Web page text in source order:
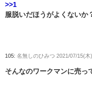
>>1
服脱いだほうがよくないか
105: 名無しのひみつ 2021/07/15(木
そんなのワークマンに売っ